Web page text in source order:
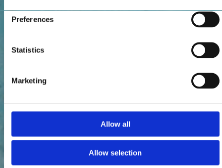
Preferences
Statistics
Marketing
Allow all
Allow selection